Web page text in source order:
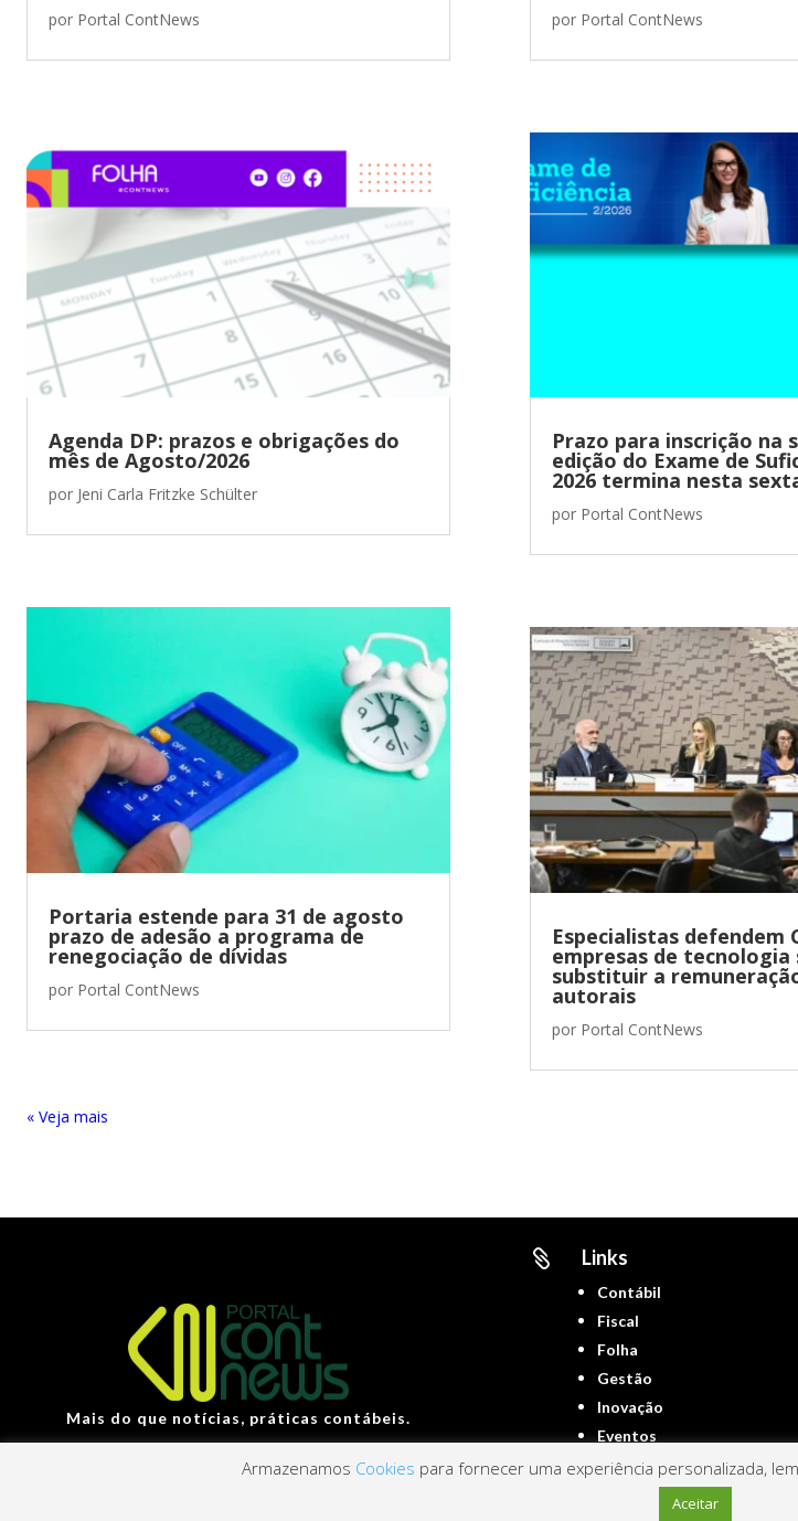
por Portal ContNews
Agenda DP: prazos e obrigações do
mês de Agosto/2026
por Jeni Carla Fritzke Schülter
Portaria estende para 31 de agosto
prazo de adesão a programa de
renegociação de dívidas
por Portal ContNews
por Portal ContNews
Prazo para inscrição na
edição do Exame de
2026 termina nesta
por Portal ContNews
Especialistas defendem
empresas de tecnologia
substituir a
autorais
por Portal ContNews
« Entradas Antigas
Mais do que notícias, práticas contábeis.
 Links
Contábil
Fiscal
Folha
Gestão
Inovação
Eventos
Portal ContNews © 2022 – Todos os direitos
Armazenamos Cookies para fornecer uma experiência personalizada,
Aceitar